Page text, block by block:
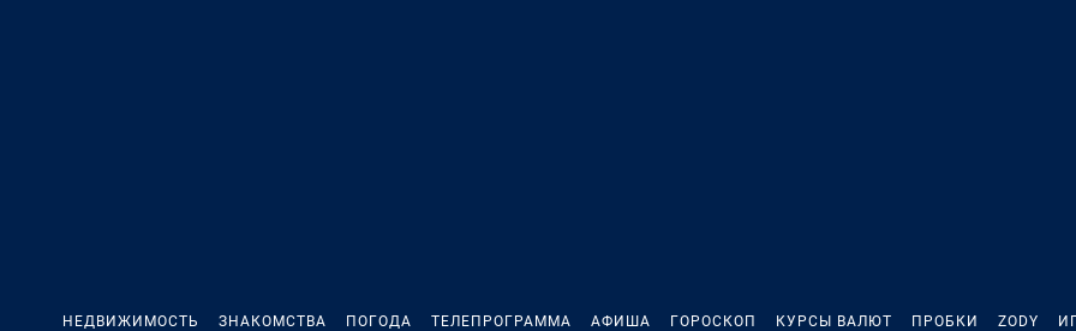
НЕДВИЖИМОСТЬ ЗНАКОМСТВА ПОГОДА ТЕЛЕПРОГРАММА АФИША ГОРОСКОП КУРСЫ ВАЛЮТ ПРОБКИ ZODY